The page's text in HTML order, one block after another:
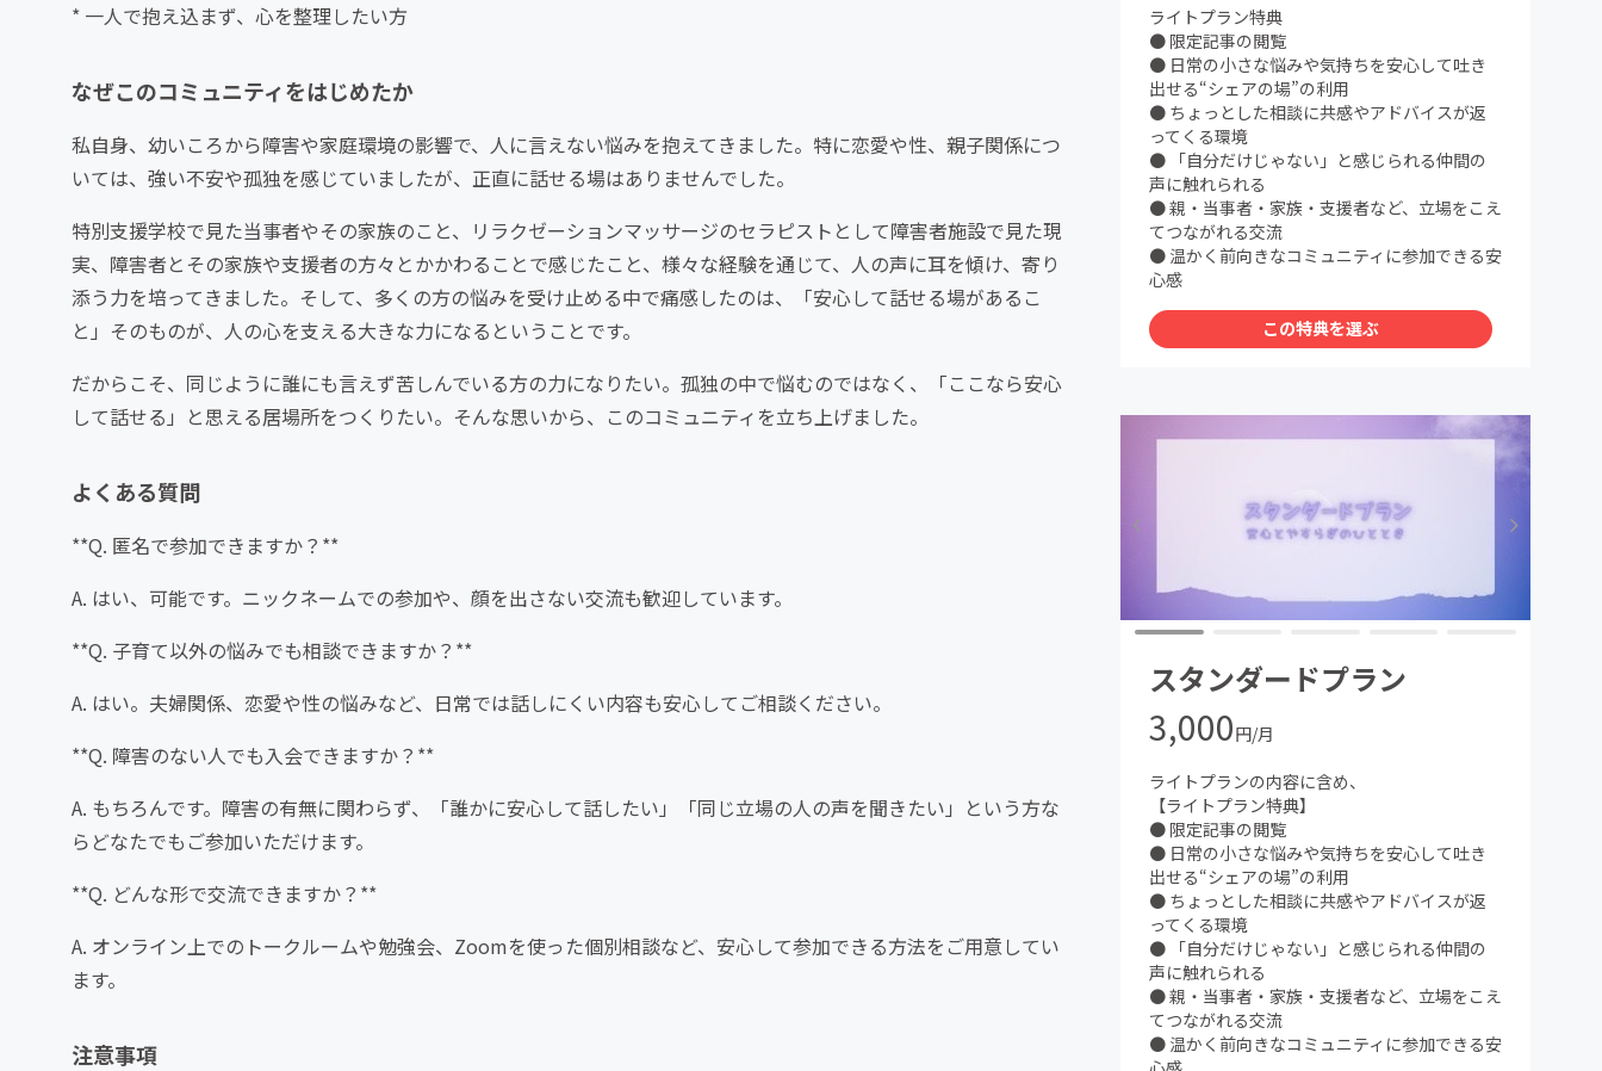
* 一人で抱え込まず、心を整理したい方
なぜこのコミュニティをはじめたか
私自身、幼いころから障害や家庭環境の影響で、人に言えない悩みを抱えてきました。特に恋愛や性、親子関係につ
いては、強い不安や孤独を感じていましたが、正直に話せる場はありませんでした。
特別支援学校で見た当事者やその家族のこと、リラクゼーションマッサージのセラピストとして障害者施設で見た現
実、障害者とその家族や支援者の方々とかかわることで感じたこと、様々な経験を通じて、人の声に耳を傾け、寄り
添う力を培ってきました。そして、多くの方の悩みを受け止める中で痛感したのは、「安心して話せる場があるこ
と」そのものが、人の心を支える大きな力になるということです。
だからこそ、同じように誰にも言えず苦しんでいる方の力になりたい。孤独の中で悩むのではなく、「ここなら安心
して話せる」と思える居場所をつくりたい。そんな思いから、このコミュニティを立ち上げました。
よくある質問
**Q. 匿名で参加できますか？**
A. はい、可能です。ニックネームでの参加や、顔を出さない交流も歓迎しています。
**Q. 子育て以外の悩みでも相談できますか？**
A. はい。夫婦関係、恋愛や性の悩みなど、日常では話しにくい内容も安心してご相談ください。
**Q. 障害のない人でも入会できますか？**
A. もちろんです。障害の有無に関わらず、「誰かに安心して話したい」「同じ立場の人の声を聞きたい」という方な
らどなたでもご参加いただけます。
**Q. どんな形で交流できますか？**
A. オンライン上でのトークルームや勉強会、Zoomを使った個別相談など、安心して参加できる方法をご用意してい
ます。
注意事項
ライトプラン特典
● 限定記事の閲覧
● 日常の小さな悩みや気持ちを安心して吐き
出せる“シェアの場”の利用
● ちょっとした相談に共感やアドバイスが返
ってくる環境
● 「自分だけじゃない」と感じられる仲間の
声に触れられる
● 親・当事者・家族・支援者など、立場をこえ
てつながれる交流
● 温かく前向きなコミュニティに参加できる安
心感
この特典を選ぶ
スタンダードプラン
3,000円/月
ライトプランの内容に含め、
【ライトプラン特典】
● 限定記事の閲覧
● 日常の小さな悩みや気持ちを安心して吐き
出せる“シェアの場”の利用
● ちょっとした相談に共感やアドバイスが返
ってくる環境
● 「自分だけじゃない」と感じられる仲間の
声に触れられる
● 親・当事者・家族・支援者など、立場をこえ
てつながれる交流
● 温かく前向きなコミュニティに参加できる安